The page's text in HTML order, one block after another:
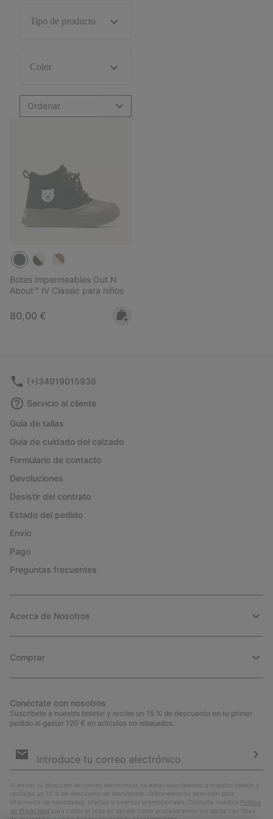
Tipo de producto
Color
Ordenar
Botas impermeables Out N
About™ IV Classic para niños
Regular price:
80,00 €
(+)34919015936
Servicio al cliente
Guía de tallas
Guía de cuidado del calzado
Formulario de contacto
Devoluciones
Desistir del contrato
Estado del pedido
Envío
Pago
Preguntas frecuentes
Acerca de Nosotros
Comprar
Conéctate con nosotros
Suscríbete a nuestro boletín y recibe un 15 % de descuento en tu primer
pedido al gastar 120 € en artículos no rebajados.
de
Al enviar tu dirección de correo electrónico, te estás suscribiendo a nuestro boletín y
recibirás un 15 % de descuento de bienvenida. Utilizaremos tu dirección para
informarte de novedades, ofertas y eventos promocionales. Consulta nuestra Política
de Privacidad para conocer más en detalle cómo procesaremos tus datos con fines